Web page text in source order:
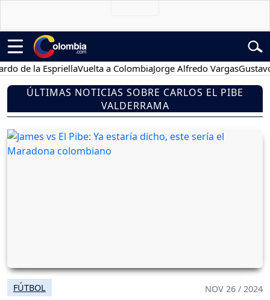
la EspriellaVuelta a ColombiaJorge Alfredo VargasGustavo
ÚLTIMAS NOTICIAS SOBRE CARLOS EL PIBE
VALDERRAMA
FÚTBOL NOV 26 / 2024